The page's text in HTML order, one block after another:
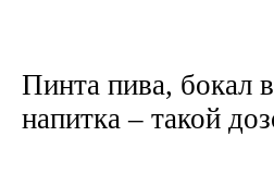
Пинта пива, бокал
напитка – такой